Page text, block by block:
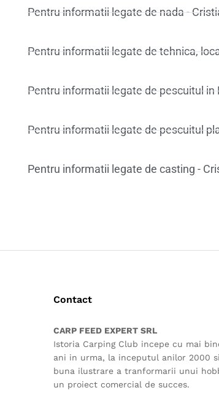
Pentru informatii legate de nada -
Pentru informatii legate de tehnica,
Pentru informatii legate de pescuitul in
Pentru informatii legate de pescuitul
Pentru informatii legate de casting -
Contact
CARP FEED EXPERT SRL
Istoria Carping Club incepe cu mai
ani in urma, la inceputul anilor 2000
buna ilustrare a tranformarii unui
un proiect comercial de succes.